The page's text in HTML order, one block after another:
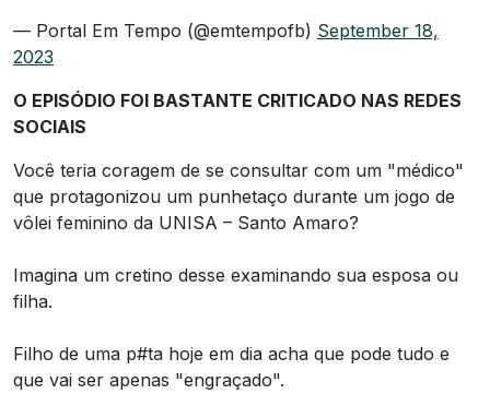
— Portal Em Tempo (@emtempofb) September 18,
2023
O EPISÓDIO FOI BASTANTE CRITICADO NAS REDES
SOCIAIS
Você teria coragem de se consultar com um "médico"
que protagonizou um punhetaço durante um jogo de
vôlei feminino da UNISA – Santo Amaro?
Imagina um cretino desse examinando sua esposa ou
filha.
Filho de uma p#ta hoje em dia acha que pode tudo e
que vai ser apenas "engraçado".